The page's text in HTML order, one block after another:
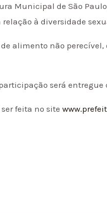
Municipal de São
relação à diversidade
alimento não
será
ser feita no site